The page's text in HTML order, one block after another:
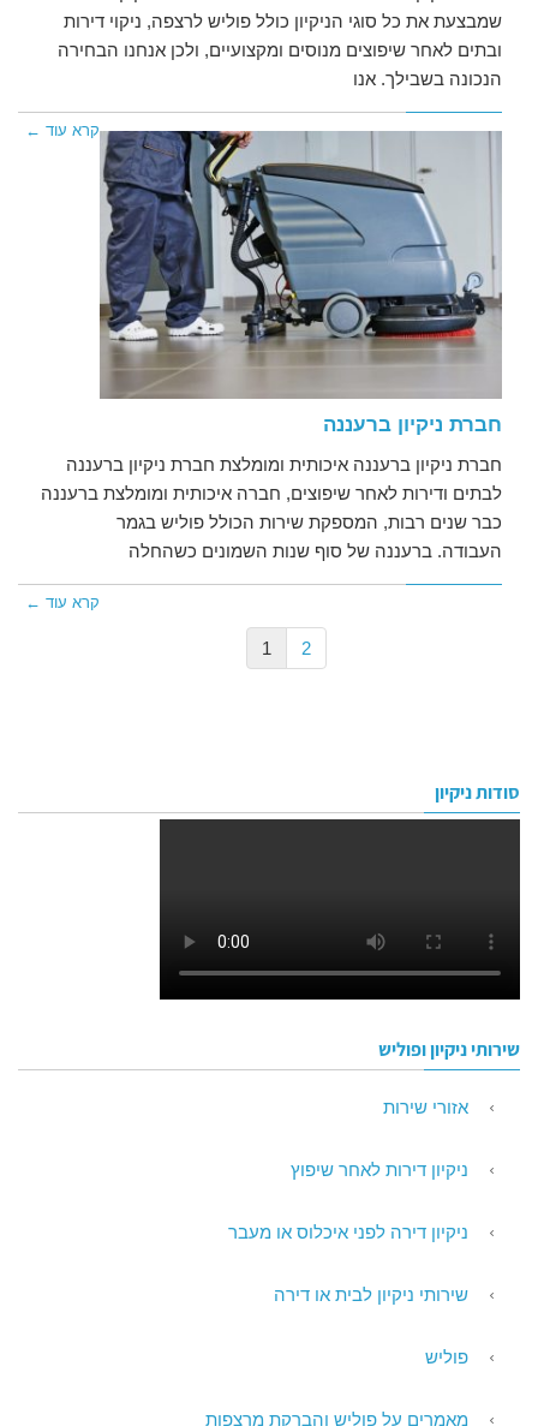
שמבצעת את כל סוגי הניקיון כולל פוליש לרצפה, ניקוי דירות
ובתים לאחר שיפוצים מנוסים ומקצועיים, ולכן אנחנו הבחירה
הנכונה בשבילך. אנו
קרא עוד ←
חברת ניקיון ברעננה
חברת ניקיון ברעננה איכותית ומומלצת חברת ניקיון ברעננה
לבתים ודירות לאחר שיפוצים, חברה איכותית ומומלצת ברעננה
כבר שנים רבות, המספקת שירות הכולל פוליש בגמר
העבודה. ברעננה של סוף שנות השמונים כשהחלה
קרא עוד ←
1 2
סודות ניקיון
שירותי ניקיון ופוליש
אזורי שירות
ניקיון דירות לאחר שיפוץ
ניקיון דירה לפני איכלוס או מעבר
שירותי ניקיון לבית או דירה
פוליש
מאמרים על פוליש והברקת מרצפות